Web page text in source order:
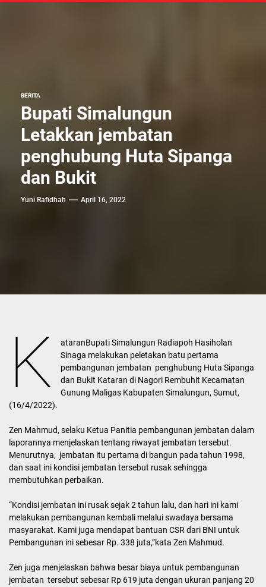
BERITA
Bupati Simalungun
Letakkan jembatan
penghubung Huta Sipanga
dan Bukit
Yuni Rafidhah April 16, 2022
K
ataranBupati Simalungun Radiapoh Hasiholan
Sinaga melakukan peletakan batu pertama
pembangunan jembatan penghubung Huta Sipanga
dan Bukit Kataran di Nagori Rembuhit Kecamatan
Gunung Maligas Kabupaten Simalungun, Sumut,
(16/4/2022).
Zen Mahmud, selaku Ketua Panitia pembangunan jembatan dalam
laporannya menjelaskan tentang riwayat jembatan tersebut.
Menurutnya, jembatan itu pertama di bangun pada tahun 1998,
dan saat ini kondisi jembatan tersebut rusak sehingga
membutuhkan perbaikan.
“Kondisi jembatan ini rusak sejak 2 tahun lalu, dan hari ini kami
melakukan pembangunan kembali melalui swadaya bersama
masyarakat. Kami juga mendapat bantuan CSR dari BNI untuk
Pembangunan ini sebesar Rp. 338 juta,”kata Zen Mahmud.
Zen juga menjelaskan bahwa besar biaya untuk pembangunan
jembatan tersebut sebesar Rp 619 juta dengan ukuran panjang 20